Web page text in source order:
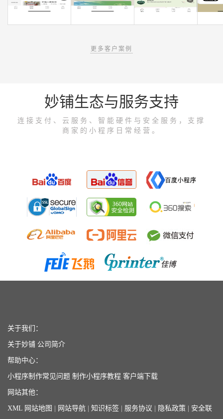
更多客户案例
妙铺生态与服务支持
连接支付、云服务、智能硬件与安全服务，支撑
商家的小程序日常经营。
关于我们：
关于妙铺 公司简介
帮助中心：
小程序制作常见问题 制作小程序教程 客户端下载
网站其他：
XML 网站地图 网站导航 知识标签 服务协议 隐私政策 安全联